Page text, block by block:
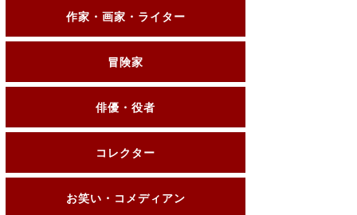
作家・画家・ライター
冒険家
俳優・役者
コレクター
お笑い・コメディアン